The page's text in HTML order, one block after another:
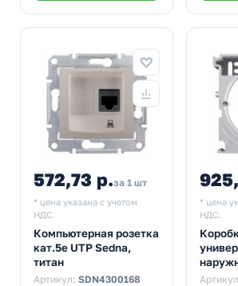
572,73 р.за 1 шт
* цена указана с учетом
НДС.
Компьютерная розетка
кат.5е UTP Sedna,
титан
Артикул: SDN4300168
* цена
НДС.
пост